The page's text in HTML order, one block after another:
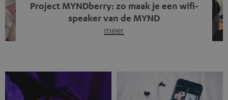
Project MYNDberry: zo maak je een wifi-
speaker van de MYND
meer
verder ontwikkelt. In vele uren na werktijd heeft het
team samen gewerkt om de MYND uit te breiden met de